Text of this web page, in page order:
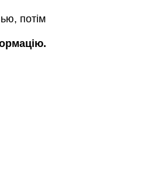
потім